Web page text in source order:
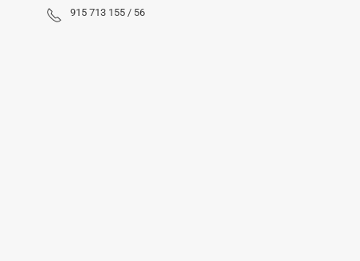
915 713 155 / 56